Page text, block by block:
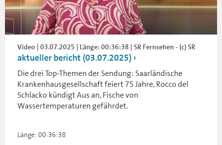
Video | 03.07.2025 | Länge: 00:36:38 | SR Fernsehen - (c) SR
aktueller bericht (03.07.2025)
Die drei Top-Themen der Sendung: Saarländische
Krankenhausgesellschaft feiert 75 Jahre, Rocco del
Schlacko kündigt Aus an, Fische von
Wassertemperaturen gefährdet.
Länge: 00:36:38